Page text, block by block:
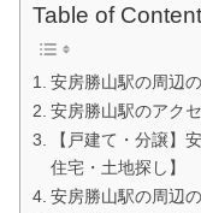
Table of
安房勝山駅の周辺
安房勝山駅のアク
【戸建て・分譲】
住宅・土地探し】
安房勝山駅の周辺